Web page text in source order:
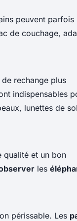
peuvent parfois
de couchage,
rechange plus
indispensables
lunettes de
qualité et un bon
les
périssable. Les